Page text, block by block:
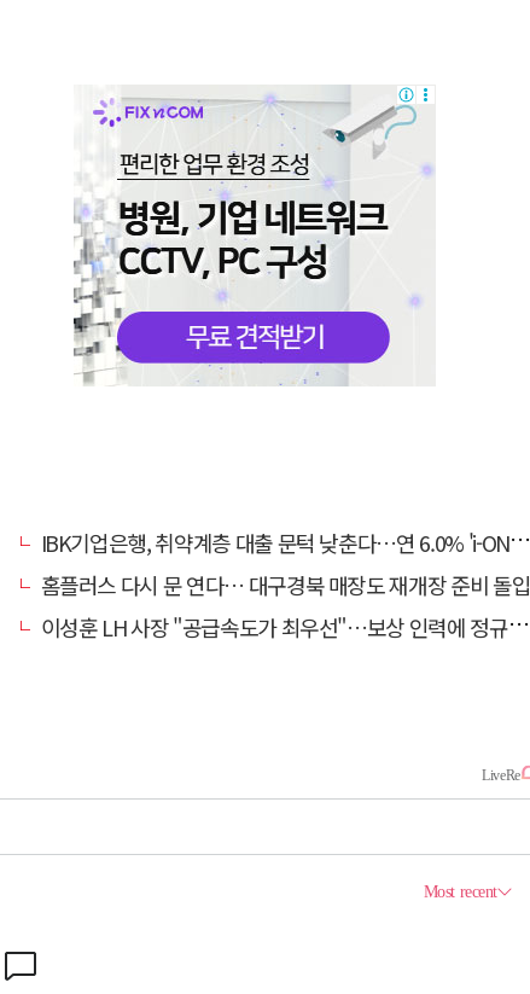
IBK기업은행, 취약계층 대출 문턱 낮춘다…연 6.0% 'i-ONE 햇살론 특례보증' 비대면 출시
홈플러스 다시 문 연다… 대구경북 매장도 재개장 준비 돌입
이성훈 LH 사장 "공급속도가 최우선"…보상 인력에 정규직보다 후한 대우